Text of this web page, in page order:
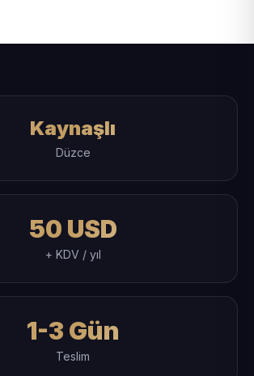
Kaynaşlı
Düzce
50 USD
+ KDV / yıl
1-3 Gün
Teslim